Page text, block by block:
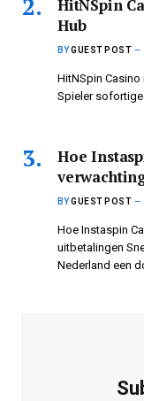
HitNSpin
Hub
BYGUEST POST
HitNSpin
Spieler
Hoe
BYGUEST POST
Hoe Instaspin
uitbetalingen
Nederland een